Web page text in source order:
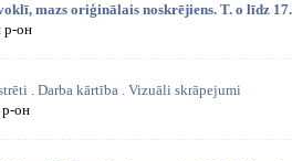
mazs oriģinālais noskrējiens. T. o līdz
р-он
. Darba kārtība . Vizuāli skrāpejumi
он